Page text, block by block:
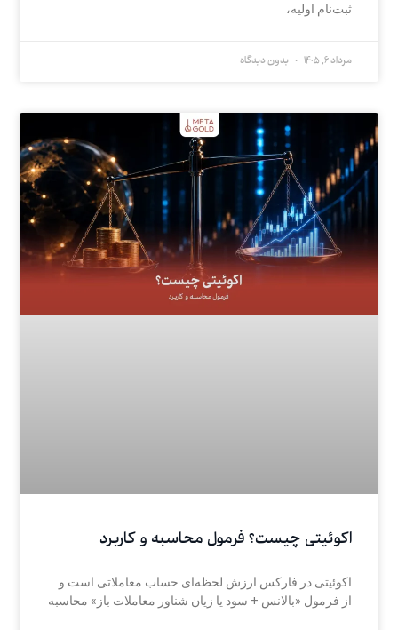
ثبت‌نام اولیه،
مرداد 6, 1405 بدون دیدگاه
اکوئیتی چیست؟ فرمول محاسبه و کاربرد
اکوئیتی در فارکس ارزش لحظه‌ای حساب معاملاتی است و
از فرمول «بالانس + سود یا زیان شناور معاملات باز» محاسبه